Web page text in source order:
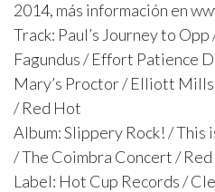
2014, más información en
Track: Paul’s Journey to
Fagundus / Effort Patience
Mary’s Proctor / Elliott Mills
/ Red Hot
Album: Slippery Rock! / This
/ The Coimbra Concert /
Label: Hot Cup Records /